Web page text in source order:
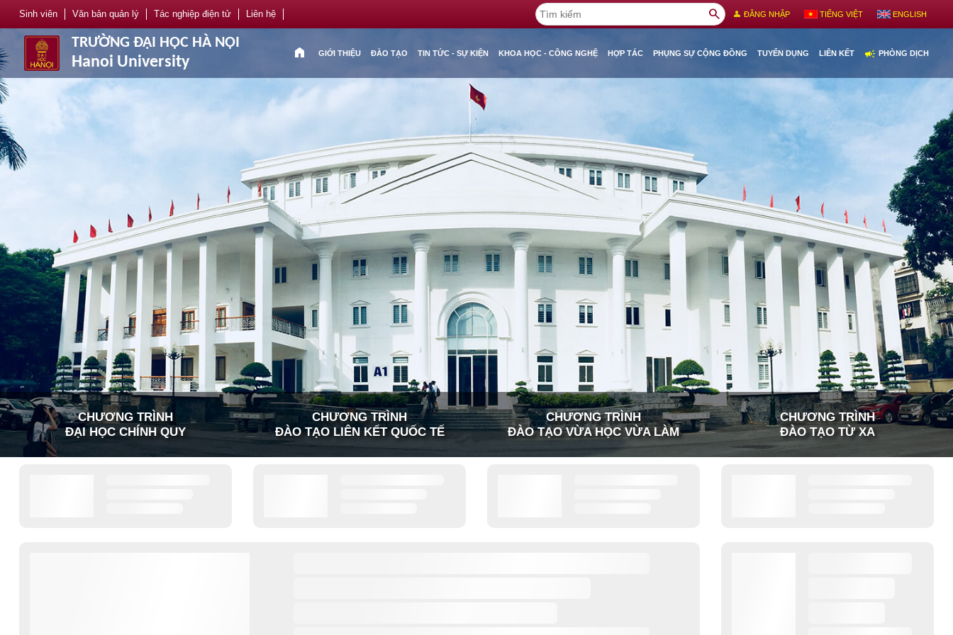
Sinh viên Văn bản quản lý Tác nghiệp điện tử Liên hệ search person ĐĂNG NHẬP TIẾNG VIỆT ENGLISH
TRƯỜNG ĐẠI HỌC HÀ NỘI
Hanoi University
home GIỚI THIỆU ĐÀO TẠO TIN TỨC - SỰ KIỆN KHOA HỌC - CÔNG NGHỆ HỢP TÁC PHỤNG SỰ CỘNG ĐỒNG TUYỂN DỤNG LIÊN KẾT campaign PHÒNG DỊCH
CHƯƠNG TRÌNH
ĐẠI HỌC CHÍNH QUY
CHƯƠNG TRÌNH
ĐÀO TẠO LIÊN KẾT QUỐC TẾ
CHƯƠNG TRÌNH
ĐÀO TẠO VỪA HỌC VỪA LÀM
CHƯƠNG TRÌNH
ĐÀO TẠO TỪ XA